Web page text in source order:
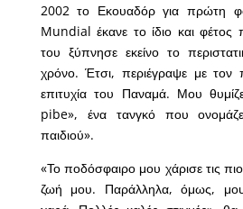
2002 το Εκουαδόρ για πρώτη
Mundial έκανε το ίδιο και φέτος
του ξύπνησε εκείνο το
χρόνο. Έτσι, περιέγραψε με
επιτυχία του Παναμά. Μου
pibe», ένα τανγκό που
παιδιού».
«Το ποδόσφαιρο μου χάρισε τις
ζωή μου. Παράλληλα, όμως, μου